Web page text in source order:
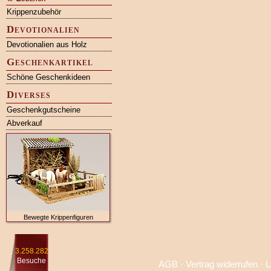
Krippenzubehör
Devotionalien
Devotionalien aus Holz
Geschenkartikel
Schöne Geschenkideen
Diverses
Geschenkgutscheine
Abverkauf
Bewegte Krippenfiguren
3.258.282
Besuche
AGB · Vertrag widerrufen·